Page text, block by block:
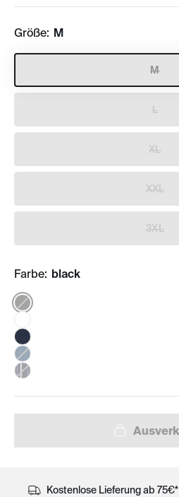
Größe: M
M
L
XL
XXL
3XL
Farbe: black
Color:
Kostenlose Lieferung ab 75€*